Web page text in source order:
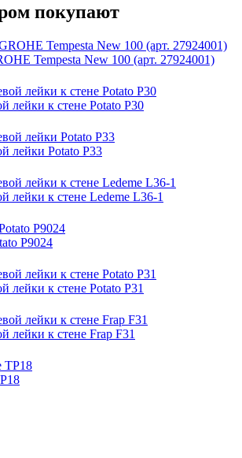
покупают
Tempesta New 100 (арт. 27924001)
лейки к стене Potato P30
лейки Potato P33
лейки к стене Ledeme L36-1
P9024
лейки к стене Potato P31
лейки к стене Frap F31